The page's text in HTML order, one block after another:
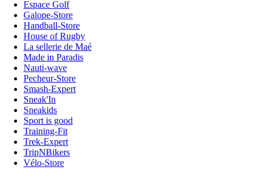
Espace Golf
Galope-Store
Handball-Store
House of Rugby
La sellerie de Maé
Made in Paradis
Nauti-wave
Pecheur-Store
Smash-Expert
Sneak'In
Sneakids
Sport is good
Training-Fit
Trek-Expert
TripNBikers
Vélo-Store